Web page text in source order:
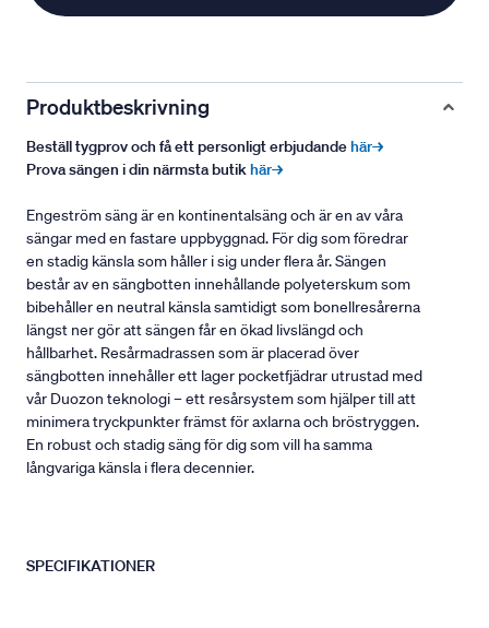
Produktbeskrivning
Beställ tygprov och få ett personligt erbjudandehär→
Prova sängen i din närmsta butikhär→
Engeström säng är en kontinentalsäng och är en av våra
sängar med en fastare uppbyggnad. För dig som föredrar
en stadig känsla som håller i sig under flera år. Sängen
består av en sängbotten innehållande polyeterskum som
bibehåller en neutral känsla samtidigt som bonellresårerna
längst ner gör att sängen får en ökad livslängd och
hållbarhet. Resårmadrassen som är placerad över
sängbotten innehåller ett lager pocketfjädrar utrustad med
vår Duozon teknologi – ett resårsystem som hjälper till att
minimera tryckpunkter främst för axlarna och bröstryggen.
En robust och stadig säng för dig som vill ha samma
långvariga känsla i flera decennier.
SPECIFIKATIONER